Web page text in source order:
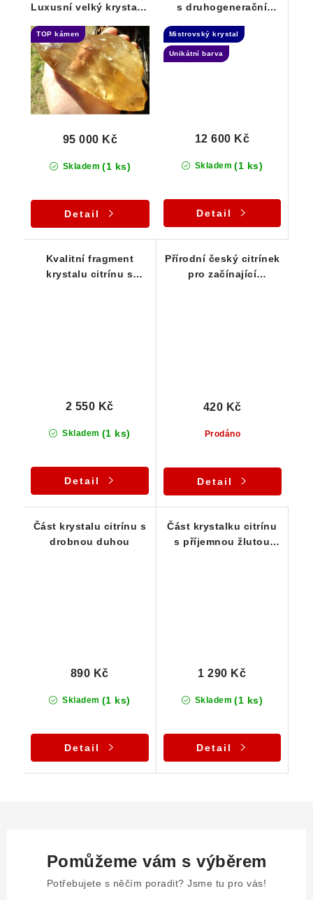
Luxusní velký krystal s
vnitřním světem
TOP kámen
Skladem (1 ks)
95 000 Kč
Detail
s druhogenerační
Samoléčitel
Mistrovský krystal
Unikátní barva
Skladem (1 ks)
12 600 Kč
Detail
Kvalitní fragment
krystalu citrínu s
Skladem (1 ks)
2 550 Kč
Detail
Přírodní český citrínek
pro začínající
Prodáno
420 Kč
Detail
Část krystalu citrínu s
drobnou duhou
Skladem (1 ks)
890 Kč
Detail
Část krystalku citrínu
s příjemnou žlutou
Skladem (1 ks)
1 290 Kč
Detail
Pomůžeme vám s výběrem
Potřebujete s něčím poradit? Jsme tu pro vás!